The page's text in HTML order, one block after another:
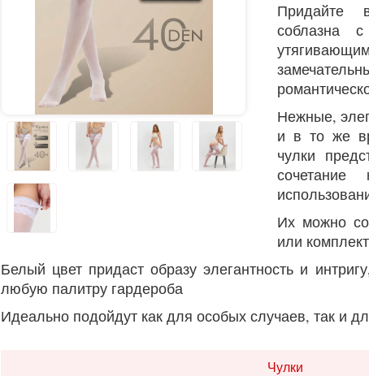
Придайте
соблазна
Нежные,
и в то же
чулки
Их можно
или
Белый цвет придаст образу элегантность и
любую палитру гардероба
Идеально подойдут как для особых случаев, так и
Чулки